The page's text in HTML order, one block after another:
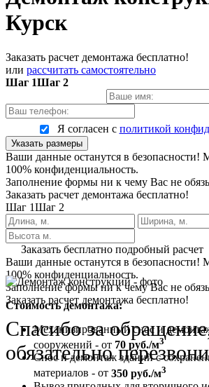
Курск
Заказать расчет демонтажа бесплатно!
или рассчитать самостоятельно
Шаг 1Шаг 2
Я согласен с политикой
Указать размеры
Ваши данные останутся в безопасности!
100% конфиденциальность.
Заполнение формы ни к чему Вас не
Заказать расчет демонтажа бесплатно!
Шаг 1Шаг 2
Заказать бесплатно подробный расчет
Ваши данные останутся в безопасности!
100% конфиденциальность.
Заполнение формы ни к чему Вас не
Заказать расчет демонтажа бесплатно!
Спасибо за
обязательно
Стоимость демонтажа:
Механизированный снос и
сооружений - от 70 руб./м3
Снос и демонтаж зданий с
материалов - от 350 руб./м3